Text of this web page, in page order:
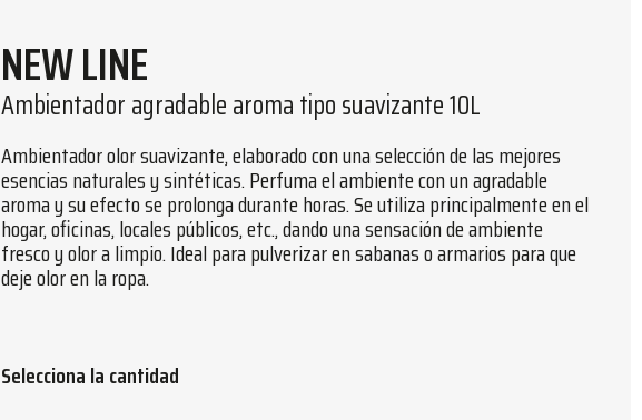
NEW LINE
Ambientador agradable aroma tipo suavizante 10L
Ambientador olor suavizante, elaborado con una selección de las mejores
esencias naturales y sintéticas. Perfuma el ambiente con un agradable
aroma y su efecto se prolonga durante horas. Se utiliza principalmente en el
hogar, oficinas, locales públicos, etc., dando una sensación de ambiente
fresco y olor a limpio. Ideal para pulverizar en sabanas o armarios para que
deje olor en la ropa.
Selecciona la cantidad